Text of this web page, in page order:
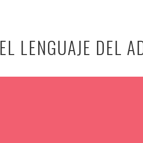
EL LENGUAJE DEL